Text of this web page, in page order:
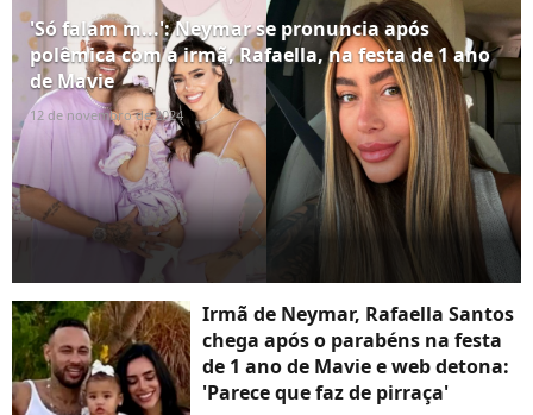
'Só falam m...': Neymar se pronuncia após
polêmica com a irmã, Rafaella, na festa de 1 ano
de Mavie
12 de novembro de 2024
Irmã de Neymar, Rafaella Santos
chega após o parabéns na festa
de 1 ano de Mavie e web detona:
'Parece que faz de pirraça'